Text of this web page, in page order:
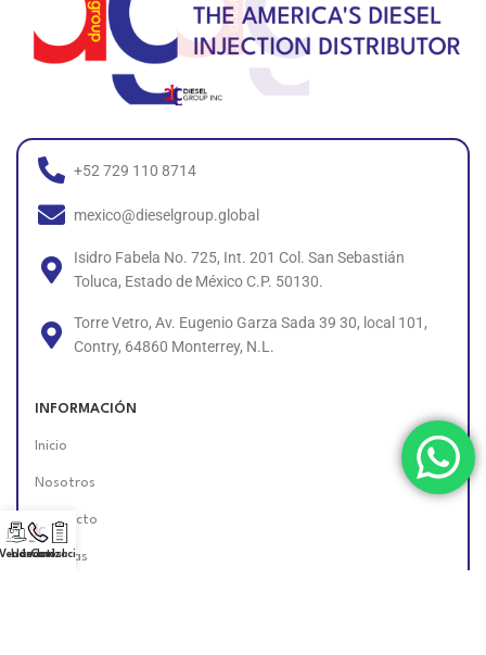
+52 729 110 8714
mexico@dieselgroup.global
Isidro Fabela No. 725, Int. 201 Col. San Sebastián
Toluca, Estado de México C.P. 50130.
Torre Vetro, Av. Eugenio Garza Sada 39 30, local 101,
Contry, 64860 Monterrey, N.L.
INFORMACIÓN
Inicio
Nosotros
Contacto
Políticas
Llámanos!
Cotización